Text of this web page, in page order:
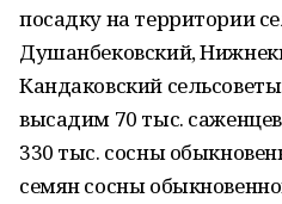
посадку на территории
Душанбековский,
Кандаковский
высадим 70 тыс.
330 тыс. сосны
семян сосны